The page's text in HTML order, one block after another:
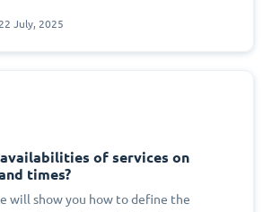
July, 2025
of services on
times?
will show you how to define the